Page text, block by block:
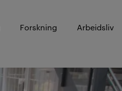
Forskning Arbeidsliv